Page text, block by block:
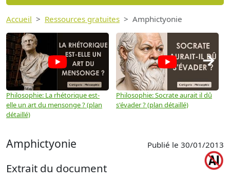
Accueil Ressources gratuites Amphictyonie
Philosophie: La rhétorique est-
elle un art du mensonge ? (plan
détaillé)
Philosophie: Socrate aurait il dû
s'évader ? (plan détaillé)
→
Amphictyonie Publié le 30/01/2013
Extrait du document